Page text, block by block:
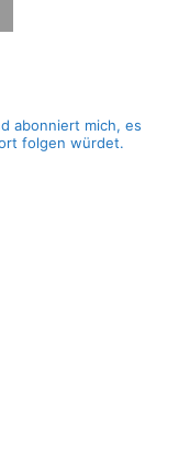
abonniert mich, es
folgen würdet.